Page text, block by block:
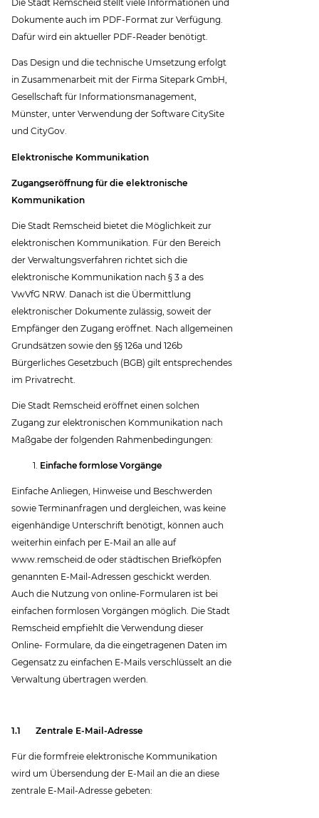
Die Stadt Remscheid stellt viele Informationen und
Dokumente auch im PDF-Format zur Verfügung.
Dafür wird ein aktueller PDF-Reader benötigt.
Das Design und die technische Umsetzung erfolgt
in Zusammenarbeit mit der Firma Sitepark GmbH,
Gesellschaft für Informationsmanagement,
Münster, unter Verwendung der Software CitySite
und CityGov.
Elektronische Kommunikation
Zugangseröffnung für die elektronische
Kommunikation
Die Stadt Remscheid bietet die Möglichkeit zur
elektronischen Kommunikation. Für den Bereich
der Verwaltungsverfahren richtet sich die
elektronische Kommunikation nach § 3 a des
VwVfG NRW. Danach ist die Übermittlung
elektronischer Dokumente zulässig, soweit der
Empfänger den Zugang eröffnet. Nach allgemeinen
Grundsätzen sowie den §§ 126a und 126b
Bürgerliches Gesetzbuch (BGB) gilt entsprechendes
im Privatrecht.
Die Stadt Remscheid eröffnet einen solchen
Zugang zur elektronischen Kommunikation nach
Maßgabe der folgenden Rahmenbedingungen:
Einfache formlose Vorgänge
Einfache Anliegen, Hinweise und Beschwerden
sowie Terminanfragen und dergleichen, was keine
eigenhändige Unterschrift benötigt, können auch
weiterhin einfach per E-Mail an alle auf
www.remscheid.de oder städtischen Briefköpfen
genannten E-Mail-Adressen geschickt werden.
Auch die Nutzung von online-Formularen ist bei
einfachen formlosen Vorgängen möglich. Die Stadt
Remscheid empfiehlt die Verwendung dieser
Online- Formulare, da die eingetragenen Daten im
Gegensatz zu einfachen E-Mails verschlüsselt an die
Verwaltung übertragen werden.
1.1 Zentrale E-Mail-Adresse
Für die formfreie elektronische Kommunikation
wird um Übersendung der E-Mail an die an diese
zentrale E-Mail-Adresse gebeten: